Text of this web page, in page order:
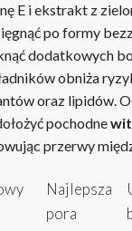
E i ekstrakt z
po formy
dodatkowych
obniża
oraz lipidów.
pochodne
przerwy
Najlepsza
pora